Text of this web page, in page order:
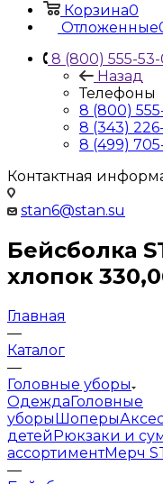
Корзина0
Отложенные
8 (800) 555-53-
Назад
Телефоны
8 (800)
8 (343)
8 (499)
Контактная
stan6@stan.su
Бейсболка
хлопок
Главная
—
Каталог
—
Головные уборы
ОдеждаГоловные
уборыШоперы
детейРюкзаки и
ассортиментМерч
—